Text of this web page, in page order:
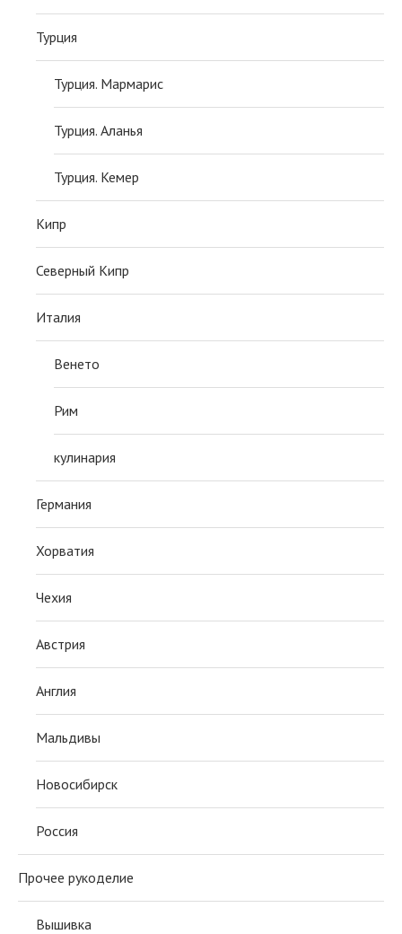
Турция
Турция. Мармарис
Турция. Аланья
Турция. Кемер
Кипр
Северный Кипр
Италия
Венето
Рим
кулинария
Германия
Хорватия
Чехия
Австрия
Англия
Мальдивы
Новосибирск
Россия
Прочее рукоделие
Вышивка